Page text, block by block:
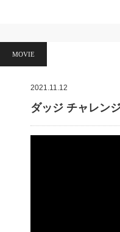
MOVIE
2021.11.12
ダッジ チャレン